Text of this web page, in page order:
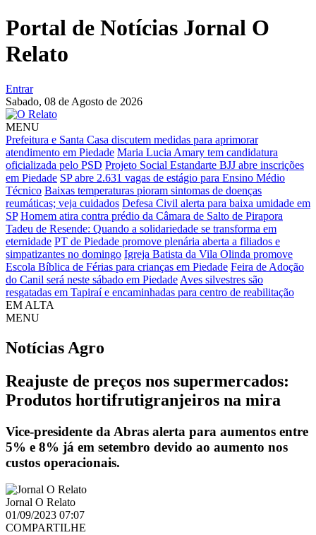
Portal de Notícias Jornal O
Relato
Entrar
Sabado, 08 de Agosto de 2026
MENU
Prefeitura e Santa Casa discutem medidas para aprimorar
atendimento em Piedade Maria Lucia Amary tem candidatura
oficializada pelo PSD Projeto Social Estandarte BJJ abre inscrições
em Piedade SP abre 2.631 vagas de estágio para Ensino Médio
Técnico Baixas temperaturas pioram sintomas de doenças
reumáticas; veja cuidados Defesa Civil alerta para baixa umidade em
SP Homem atira contra prédio da Câmara de Salto de Pirapora
Tadeu de Resende: Quando a solidariedade se transforma em
eternidade PT de Piedade promove plenária aberta a filiados e
simpatizantes no domingo Igreja Batista da Vila Olinda promove
Escola Bíblica de Férias para crianças em Piedade Feira de Adoção
do Canil será neste sábado em Piedade Aves silvestres são
resgatadas em Tapiraí e encaminhadas para centro de reabilitação
EM ALTA
MENU
Notícias Agro
Reajuste de preços nos supermercados:
Produtos hortifrutigranjeiros na mira
Vice-presidente da Abras alerta para aumentos entre
5% e 8% já em setembro devido ao aumento nos
custos operacionais.
Jornal O Relato
01/09/2023 07:07
COMPARTILHE